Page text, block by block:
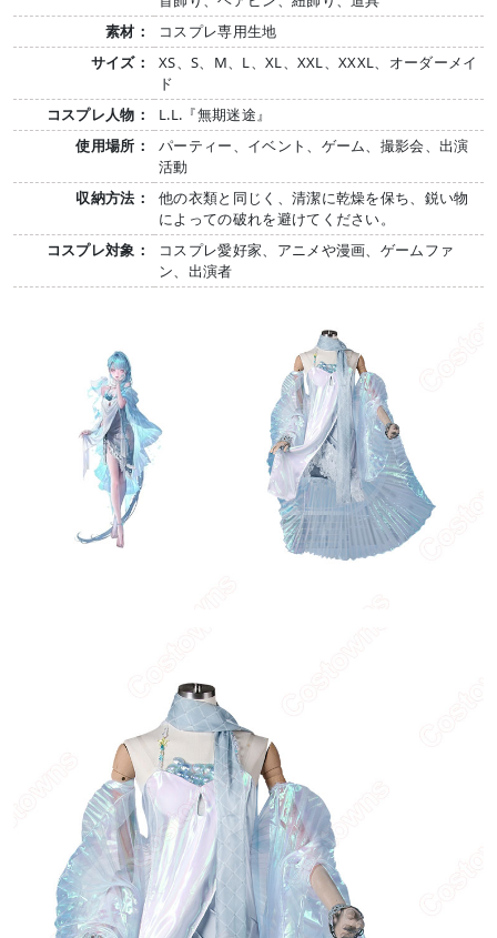
素材：
コスプレ専用生地
サイズ：
XS、S、M、L、XL、XXL、XXXL、オーダーメイ
ド
コスプレ人物：
L.L.『無期迷途』
使用場所：
パーティー、イベント、ゲーム、撮影会、出演
活動
収納方法：
他の衣類と同じく、清潔に乾燥を保ち、鋭い物
によっての破れを避けてください。
コスプレ対象：
コスプレ愛好家、アニメや漫画、ゲームファ
ン、出演者